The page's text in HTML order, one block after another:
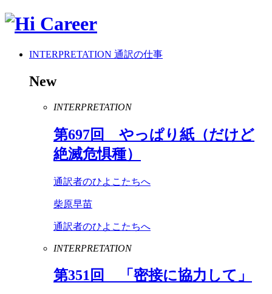
INTERPRETATION 通訳の仕事
New
INTERPRETATION
第697回 やっぱり紙（だけど
絶滅危惧種）
通訳者のひよこたちへ
柴原早苗
通訳者のひよこたちへ
INTERPRETATION
第351回 「密接に協力して」